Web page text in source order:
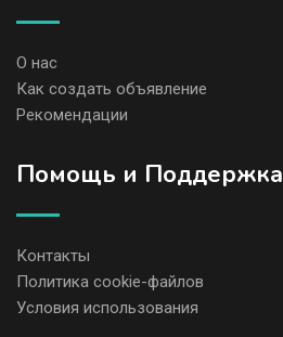
О нас
Как создать объявление
Рекомендации
Помощь и Поддержка
Контакты
Политика cookie-файлов
Условия использования